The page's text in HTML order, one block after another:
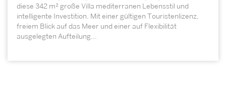
diese 342 m² große Villa mediterranen Lebensstil und
intelligente Investition. Mit einer gültigen Touristenlizenz,
freiem Blick auf das Meer und einer auf Flexibilität
ausgelegten Aufteilung...